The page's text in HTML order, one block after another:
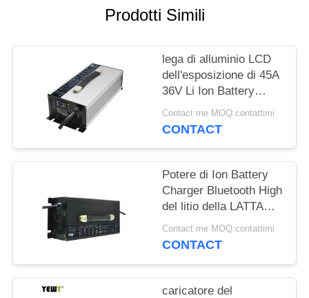
PRIVACY
POLICY
Prodotti Simili
lega di alluminio LCD
dell'esposizione di 45A
36V Li Ion Battery
Charger Silver
Contact me MOQ:contattimi
CONTACT
Potere di Ion Battery
Charger Bluetooth High
del litio della LATTA
RS485 30A 60V
Contact me MOQ:contattimi
CONTACT
caricatore del